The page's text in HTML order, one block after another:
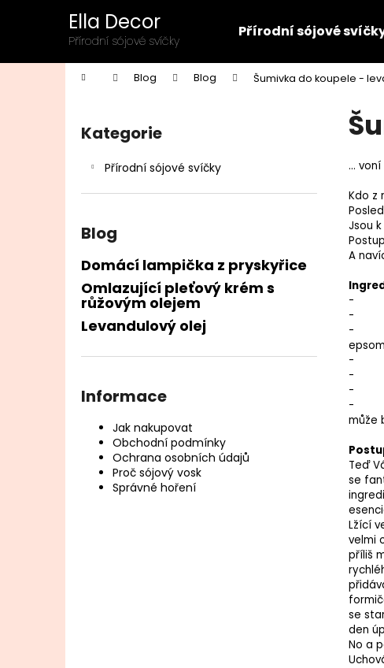
Ella Decor
Přírodní sójové svíčky
Přírodní sójové
Domů Blog Blog Šumivka do koupele -
Přeskočit
kategorie
Kategorie
Přírodní sójové svíčky
Blog
Domácí lampička z pryskyřice
Omlazující pleťový krém s
růžovým olejem
Levandulový olej
Informace
Jak nakupovat
Obchodní podmínky
Ochrana osobních údajů
Proč sójový vosk
Správné hoření
…
Kdo z
Jsou
A
- 2
- 1
- 1
- 5
- 1
-
- pár
může
Teď
se
Lžící
velmi
příliš
se
den
No a
í
Zpět
do
Zpět
do